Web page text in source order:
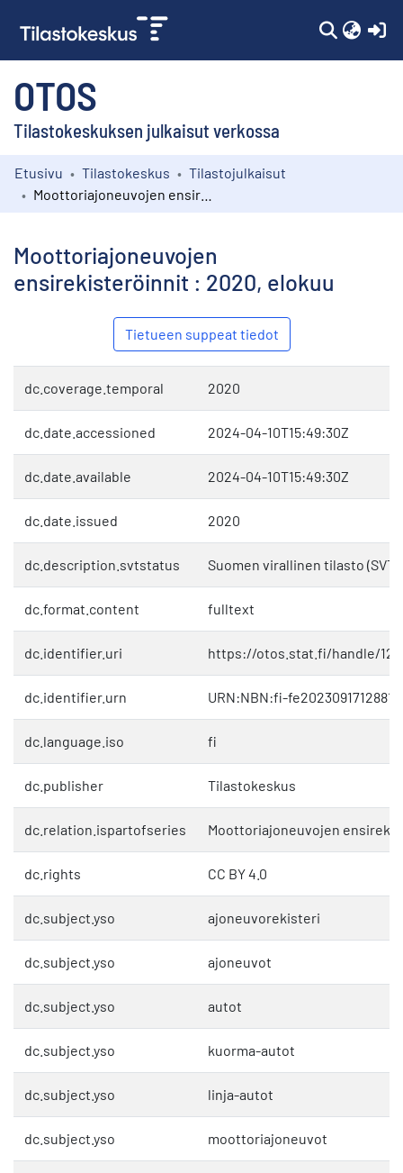
OTOS
Tilastokeskuksen julkaisut verkossa
Kokoelmat
Etusivu Tilastokeskus
Tilastojulkaisut
Moottoriajoneuvojen
ensirekisteröinnit : 2020, elokuu
Tietueen suppeat tiedot
dc.coverage.temporal 2020
dc.date.accessioned 2024-04-10T15:49:30Z
dc.date.available 2024-04-10T15:49:30Z
dc.date.issued 2020
dc.description.svtstatus Suomen virallinen tilasto (SVT)
dc.format.content fulltext
dc.identifier.uri https://otos.stat.fi/handle/
dc.identifier.urn URN:NBN:fi-fe20230917128811
dc.language.iso fi
dc.publisher Tilastokeskus
dc.relation.ispartofseries Moottoriajoneuvojen
dc.rights CC BY 4.0
dc.subject.yso ajoneuvorekisteri
dc.subject.yso ajoneuvot
dc.subject.yso autot
dc.subject.yso kuorma-autot
dc.subject.yso linja-autot
dc.subject.yso moottoriajoneuvot